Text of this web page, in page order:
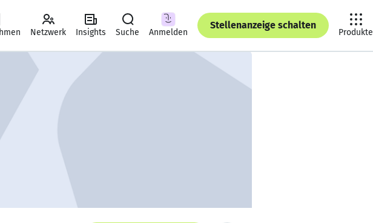
Netzwerk Insights Suche Anmelden
Stellenanzeige schalten
Produkte